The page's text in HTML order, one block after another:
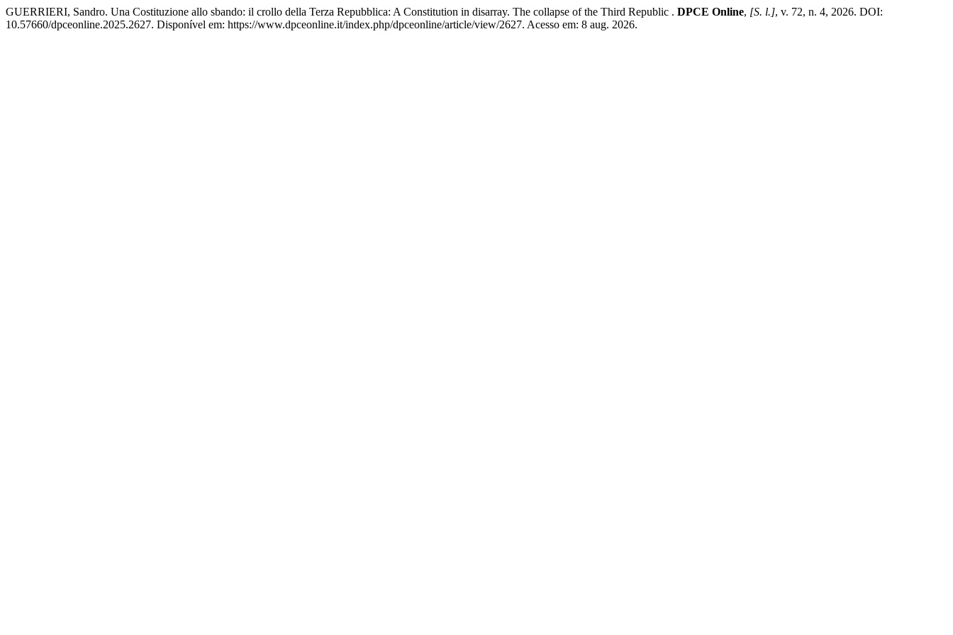
GUERRIERI, Sandro. Una Costituzione allo sbando: il crollo della Terza Repubblica: A Constitution in disarray. The collapse of the Third Republic . DPCE Online, [S. l.], v. 72, n. 4, 2026. DOI:
10.57660/dpceonline.2025.2627. Disponível em: https://www.dpceonline.it/index.php/dpceonline/article/view/2627. Acesso em: 8 aug. 2026.